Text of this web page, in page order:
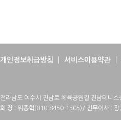
개인정보취급방침 서비스이용약관
전라남도 여수시 진남로 체육공원길 진남테니스
회 장 : 위종혁(010-8450-1505)/ 전무이사 :